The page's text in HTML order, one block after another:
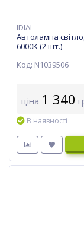
IDIAL
Автолампа
6000K (2 шт.)
Код: N1039506
ціна 1 340
В наявності